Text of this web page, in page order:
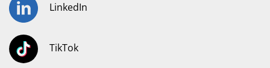
LinkedIn
TikTok